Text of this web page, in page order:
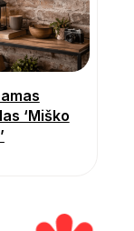
‘Miško